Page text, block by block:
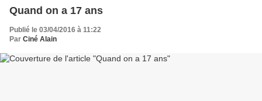
Quand on a 17 ans
Publié le 03/04/2016 à 11:22
Par Ciné Alain